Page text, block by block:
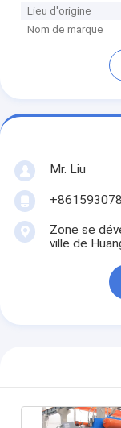
Lieu d'origine
Nom de marque
Mr. Liu
Zone se
ville de